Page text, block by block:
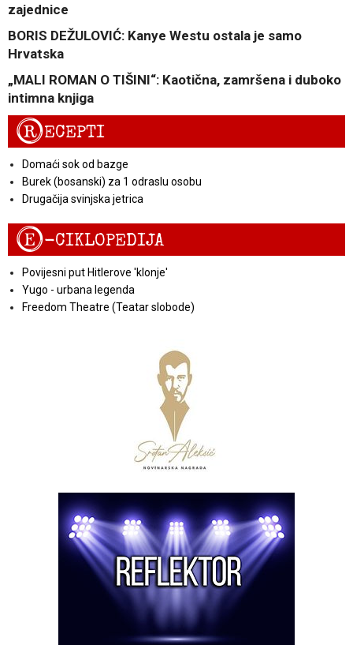
zajednice
BORIS DEŽULOVIĆ: Kanye Westu ostala je samo
Hrvatska
„MALI ROMAN O TIŠINI“: Kaotična, zamršena i duboko
intimna knjiga
RECEPTI
Domaći sok od bazge
Burek (bosanski) za 1 odraslu osobu
Drugačija svinjska jetrica
E-CIKLOPEDIJA
Povijesni put Hitlerove 'klonje'
Yugo - urbana legenda
Freedom Theatre (Teatar slobode)